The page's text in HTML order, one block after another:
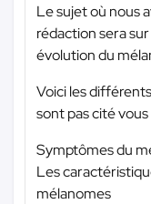
Le sujet où nous
rédaction sera
évolution du
Voici les
sont pas cité
Symptômes du
Les
mélanomes